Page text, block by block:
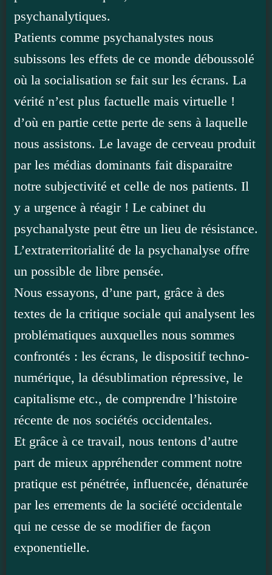
psychanalytiques.
Patients comme psychanalystes nous
subissons les effets de ce monde déboussolé
où la socialisation se fait sur les écrans. La
vérité n’est plus factuelle mais virtuelle !
d’où en partie cette perte de sens à laquelle
nous assistons. Le lavage de cerveau produit
par les médias dominants fait disparaitre
notre subjectivité et celle de nos patients. Il
y a urgence à réagir ! Le cabinet du
psychanalyste peut être un lieu de résistance.
L’extraterritorialité de la psychanalyse offre
un possible de libre pensée.
Nous essayons, d’une part, grâce à des
textes de la critique sociale qui analysent les
problématiques auxquelles nous sommes
confrontés : les écrans, le dispositif techno-
numérique, la désublimation répressive, le
capitalisme etc., de comprendre l’histoire
récente de nos sociétés occidentales.
Et grâce à ce travail, nous tentons d’autre
part de mieux appréhender comment notre
pratique est pénétrée, influencée, dénaturée
par les errements de la société occidentale
qui ne cesse de se modifier de façon
exponentielle.